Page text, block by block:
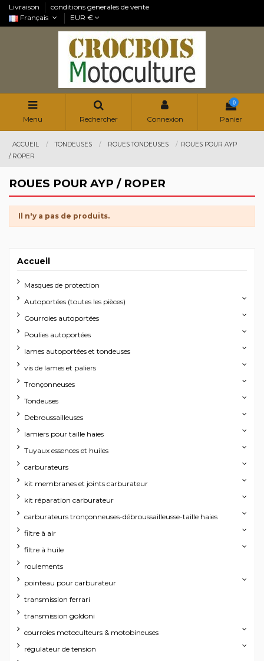
Livraison
conditions generales de vente
Français
EUR €
Menu Rechercher Connexion
0
Panier
ACCUEIL TONDEUSES ROUES TONDEUSES
ROUES POUR AYP
/ ROPER
ROUES POUR AYP / ROPER
Il n'y a pas de produits.
Accueil
Masques de protection
Autoportées (toutes les pièces)
Courroies autoportées
Poulies autoportées
lames autoportées et tondeuses
vis de lames et paliers
Tronçonneuses
Tondeuses
Debroussailleuses
lamiers pour taille haies
Tuyaux essences et huiles
carburateurs
kit membranes et joints carburateur
kit réparation carburateur
carburateurs tronçonneuses-débroussailleusse-taille haies
filtre à air
filtre à huile
roulements
pointeau pour carburateur
transmission ferrari
transmission goldoni
courroies motoculteurs & motobineuses
régulateur de tension